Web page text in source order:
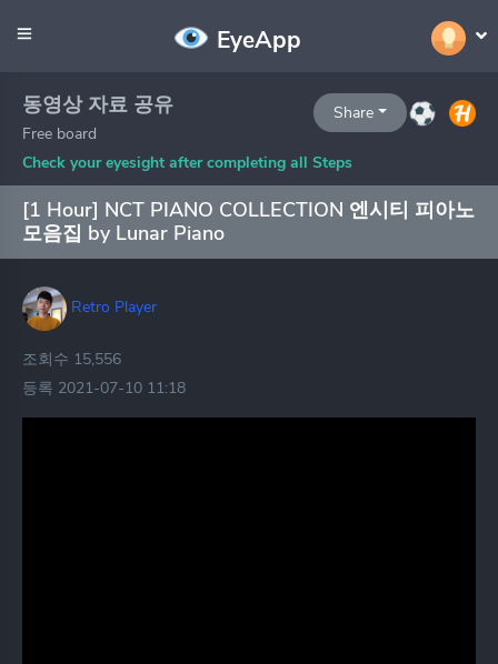
EyeApp
Share
동영상 자료 공유
Free board
Check your eyesight after completing all Steps
[1 Hour] NCT PIANO COLLECTION 엔시티 피아노
모음집 by Lunar Piano
Retro Player
조회수 15,556
등록 2021-07-10 11:18